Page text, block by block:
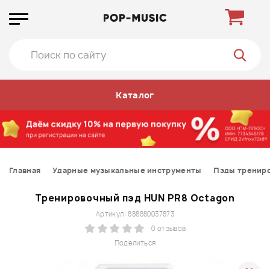
Каталог
Главная Ударные музыкальные инструменты Пэды
Тренировочный пэд HUN PR8 Octagon
Поделиться
Артикул: 888880037873
0 отзывов